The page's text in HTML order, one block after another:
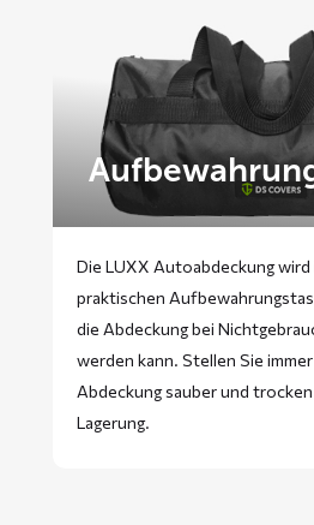
Die LUXX Autoabdeckung wird
praktischen
die Abdeckung bei
werden kann. Stellen Sie
Abdeckung sauber und
Lagerung.